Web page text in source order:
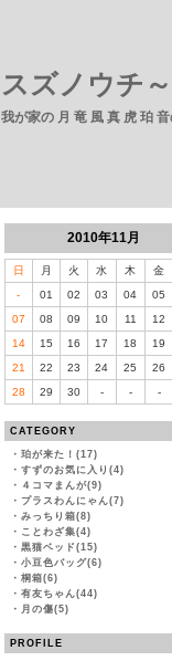
スズノウチ
我が家の 月 竜 風 真 虎 珀
2010年11月
日 月 火 水 木 金
-
01 02 03 04 05
07
08 09 10 11 12
14
15 16 17 18 19
21
22 23 24 25 26
28
29 30 - - -
CATEGORY
・ 珀が来た！(17)
・ すずのお気に入り(4)
・ ４コマまんが(9)
・ プラスわんにゃん(7)
・ みっちり箱(8)
・ ことわざ集(4)
・ 黒猫ベッド(15)
・ 小豆色バッグ(6)
・ 桐箱(6)
・ 有友ちゃん(44)
・ 月の傷(5)
PROFILE